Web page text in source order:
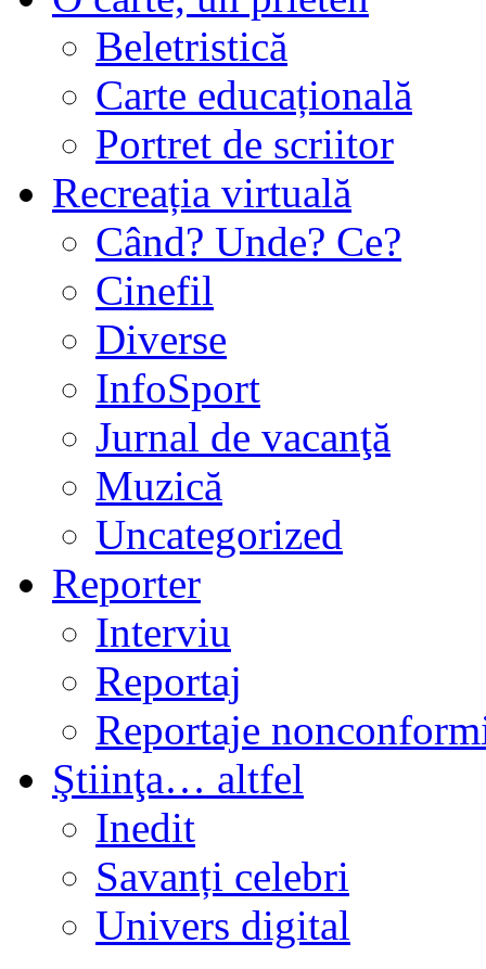
Beletristică
Carte educațională
Portret de scriitor
Recreația virtuală
Când? Unde? Ce?
Cinefil
Diverse
InfoSport
Jurnal de vacanţă
Muzică
Uncategorized
Reporter
Interviu
Reportaj
Reportaje
Ştiinţa… altfel
Inedit
Savanți celebri
Univers digital